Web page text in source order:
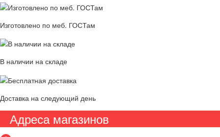
Изготовлено по меб. ГОСТам
В наличии на складе
Доставка на следующий день
Адреса магазинов